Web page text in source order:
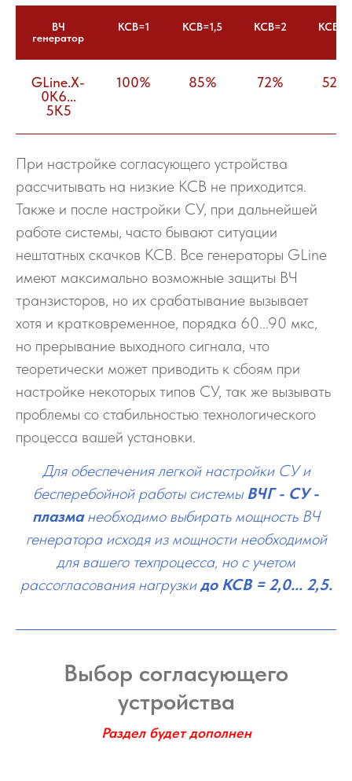
ВЧ
генератор
КСВ=1 КСВ=1,5 КСВ=2 КСВ=3
GLine.X-
0K6...
5K5
100% 85% 72% 52%
При настройке согласующего устройства
рассчитывать на низкие КСВ не приходится.
Также и после настройки СУ, при дальнейшей
работе системы, часто бывают ситуации
нештатных скачков КСВ. Все генераторы GLine
имеют максимально возможные защиты ВЧ
транзисторов, но их срабатывание вызывает
хотя и кратковременное, порядка 60...90 мкс,
но прерывание выходного сигнала, что
теоретически может приводить к сбоям при
настройке некоторых типов СУ, так же вызывать
проблемы со стабильностью технологического
процесса вашей установки.
Для обеспечения легкой настройки СУ и
бесперебойной работы системыВЧГ - СУ -
плазманеобходимо выбирать мощность ВЧ
генератора исходя из мощности необходимой
для вашего техпроцесса, но с учетом
рассогласования нагрузкидо КСВ = 2,0... 2,5.
Выбор согласующего
устройства
Раздел будет дополнен